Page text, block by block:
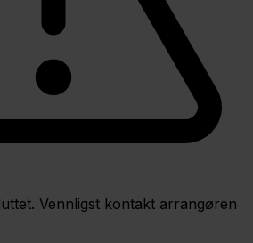
Vennligst kontakt arrangøren